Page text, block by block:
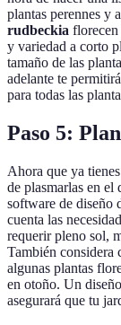
plantas perennes y
rudbeckia florecen
y variedad a corto
tamaño de las
adelante te
para todas las
Paso 5:
Ahora que ya
de plasmarlas en
software de diseño
cuenta las
requerir pleno sol,
También considera
algunas plantas
en otoño. Un
asegurará que tu